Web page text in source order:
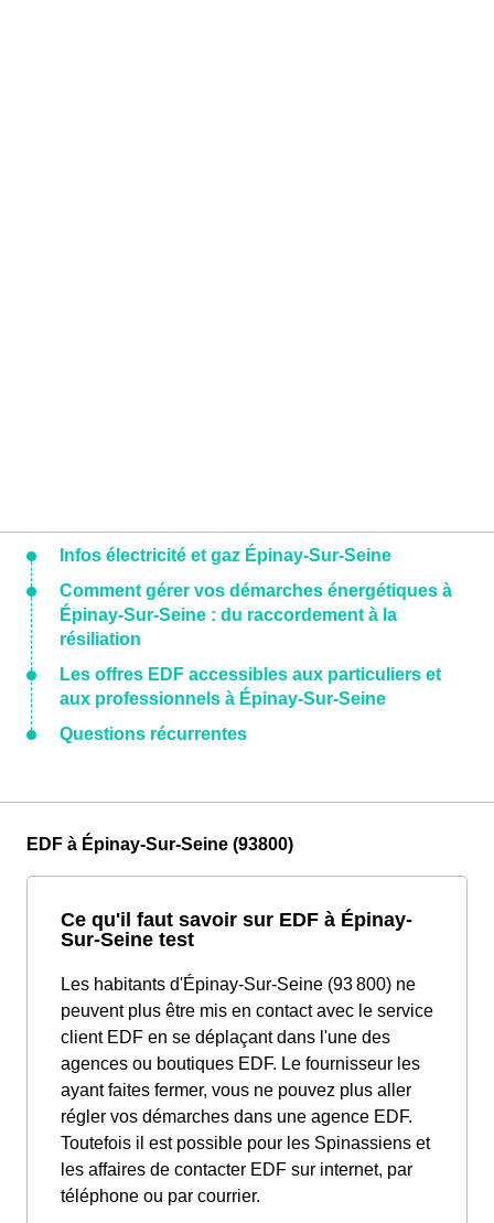
Infos électricité et gaz Épinay-Sur-Seine
Comment gérer vos démarches énergétiques à
Épinay-Sur-Seine : du raccordement à la
résiliation
Les offres EDF accessibles aux particuliers et
aux professionnels à Épinay-Sur-Seine
Questions récurrentes
EDF à Épinay-Sur-Seine (93800)
Ce qu'il faut savoir sur EDF à Épinay-
Sur-Seine test
Les habitants d'Épinay-Sur-Seine (93 800) ne
peuvent plus être mis en contact avec le service
client EDF en se déplaçant dans l'une des
agences ou boutiques EDF. Le fournisseur les
ayant faites fermer, vous ne pouvez plus aller
régler vos démarches dans une agence EDF.
Toutefois il est possible pour les Spinassiens et
les affaires de contacter EDF sur internet, par
téléphone ou par courrier.